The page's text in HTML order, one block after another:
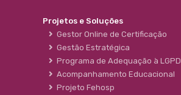
Projetos e Soluções
Gestor Online de Certificação
Gestão Estratégica
Programa de Adequação à LGPD
Acompanhamento Educacional
Projeto Fehosp